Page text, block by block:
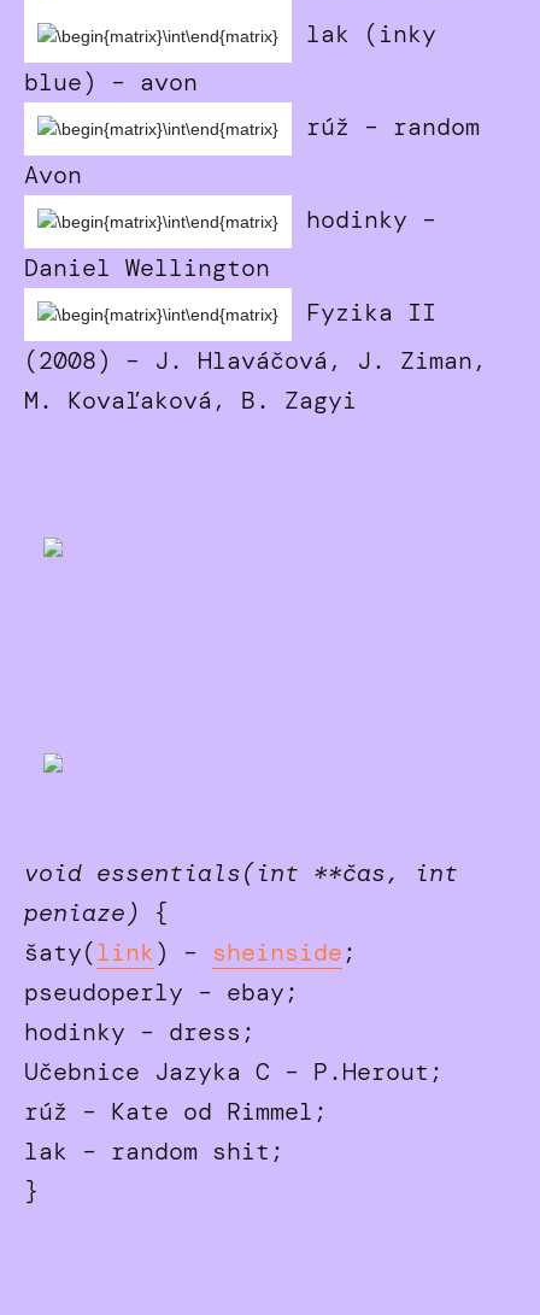
lak (inky
blue) – avon
rúž – random
Avon
hodinky –
Daniel Wellington
Fyzika II
(2008) – J. Hlaváčová, J. Ziman,
M. Kovaľaková, B. Zagyi
void essentials(int **čas, int
peniaze) {
šaty(link) – sheinside;
pseudoperly – ebay;
hodinky – dress;
Učebnice Jazyka C – P.Herout;
rúž – Kate od Rimmel;
lak – random shit;
}